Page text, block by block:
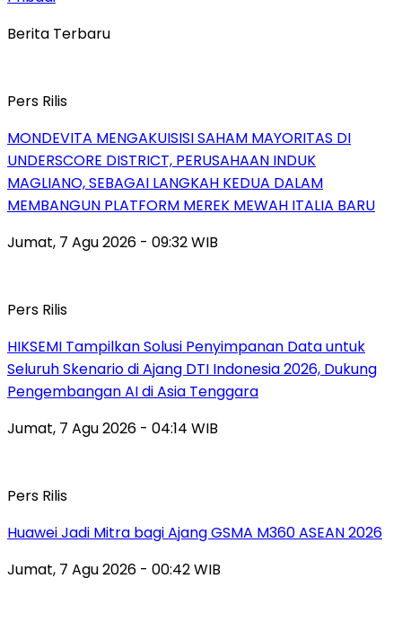
Berita Terbaru
Pers Rilis
MONDEVITA MENGAKUISISI SAHAM MAYORITAS DI
UNDERSCORE DISTRICT, PERUSAHAAN INDUK
MAGLIANO, SEBAGAI LANGKAH KEDUA DALAM
MEMBANGUN PLATFORM MEREK MEWAH ITALIA BARU
Jumat, 7 Agu 2026 - 09:32 WIB
Pers Rilis
HIKSEMI Tampilkan Solusi Penyimpanan Data untuk
Seluruh Skenario di Ajang DTI Indonesia 2026, Dukung
Pengembangan AI di Asia Tenggara
Jumat, 7 Agu 2026 - 04:14 WIB
Pers Rilis
Huawei Jadi Mitra bagi Ajang GSMA M360 ASEAN 2026
Jumat, 7 Agu 2026 - 00:42 WIB